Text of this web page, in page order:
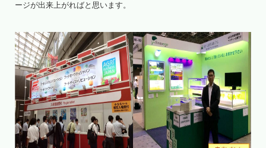
ージが出来上がればと思います。